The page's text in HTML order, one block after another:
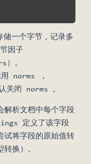
一个字节，记录多
因子
。
norms ，
关闭 norms 。
解析文档中每个字段
定义了该字段
将字段的原始值转
换）。